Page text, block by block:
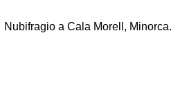
Nubifragio a Cala Morell,